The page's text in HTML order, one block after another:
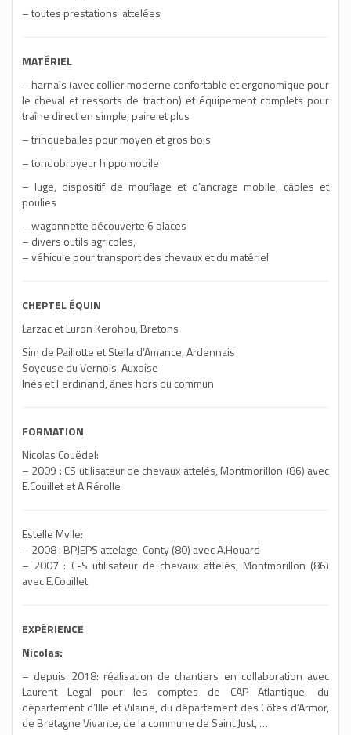
– toutes prestations attelées
MATÉRIEL
– harnais (avec collier moderne confortable et ergonomique pour
le cheval et ressorts de traction) et équipement complets pour
traîne direct en simple, paire et plus
– trinqueballes pour moyen et gros bois
– tondobroyeur hippomobile
– luge, dispositif de mouflage et d’ancrage mobile, câbles et
poulies
– wagonnette découverte 6 places
– divers outils agricoles,
– véhicule pour transport des chevaux et du matériel
CHEPTEL ÉQUIN
Larzac et Luron Kerohou, Bretons
Sim de Paillotte et Stella d’Amance, Ardennais
Soyeuse du Vernois, Auxoise
Inès et Ferdinand, ânes hors du commun
FORMATION
Nicolas Couëdel:
– 2009 : CS utilisateur de chevaux attelés, Montmorillon (86) avec
E.Couillet et A.Rérolle
Estelle Mylle:
– 2008 : BPJEPS attelage, Conty (80) avec A.Houard
– 2007 : C-S utilisateur de chevaux attelés, Montmorillon (86)
avec E.Couillet
EXPÉRIENCE
Nicolas:
– depuis 2018: réalisation de chantiers en collaboration avec
Laurent Legal pour les comptes de CAP Atlantique, du
département d’Ille et Vilaine, du département des Côtes d’Armor,
de Bretagne Vivante, de la commune de Saint Just, …